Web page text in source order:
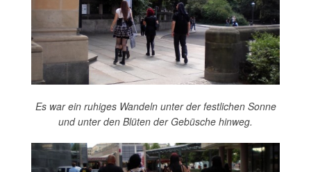
Es war ein ruhiges Wandeln unter der festlichen Sonne
und unter den Blüten der Gebüsche hinweg.